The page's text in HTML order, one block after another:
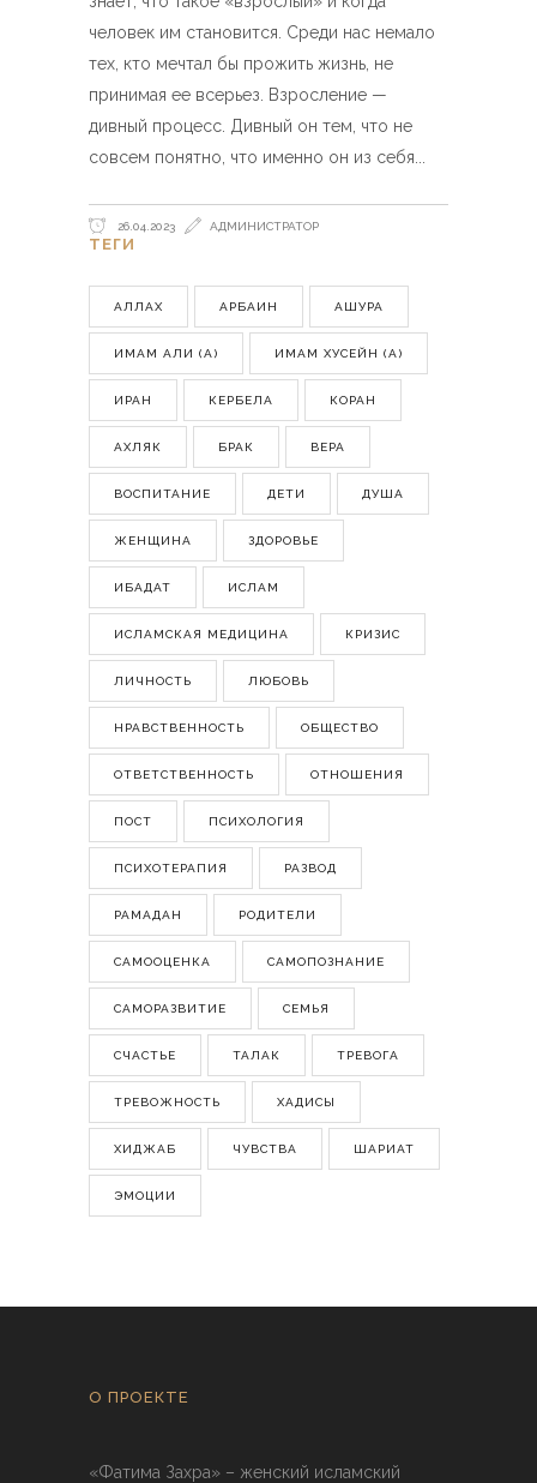
человек им становится. Среди нас немало
тех, кто мечтал бы прожить жизнь, не
принимая ее всерьез. Взросление —
дивный процесс. Дивный он тем, что не
совсем понятно, что именно он из себя
26.04.2023 АДМИНИСТРАТОР
ТЕГИ
АЛЛАХ АРБАИН АШУРА
ИМАМ АЛИ (А) ИМАМ ХУСЕЙН (А)
ИРАН КЕРБЕЛА КОРАН
АХЛЯК БРАК ВЕРА
ВОСПИТАНИЕ ДЕТИ ДУША
ЖЕНЩИНА ЗДОРОВЬЕ
ИБАДАТ ИСЛАМ
ИСЛАМСКАЯ МЕДИЦИНА КРИЗИС
ЛИЧНОСТЬ ЛЮБОВЬ
НРАВСТВЕННОСТЬ ОБЩЕСТВО
ОТВЕТСТВЕННОСТЬ ОТНОШЕНИЯ
ПОСТ ПСИХОЛОГИЯ
ПСИХОТЕРАПИЯ РАЗВОД
РАМАДАН РОДИТЕЛИ
САМООЦЕНКА САМОПОЗНАНИЕ
САМОРАЗВИТИЕ СЕМЬЯ
СЧАСТЬЕ ТАЛАК ТРЕВОГА
ТРЕВОЖНОСТЬ ХАДИСЫ
ХИДЖАБ ЧУВСТВА ШАРИАТ
ЭМОЦИИ
О ПРОЕКТЕ
«Фатима Захра» – женский исламский